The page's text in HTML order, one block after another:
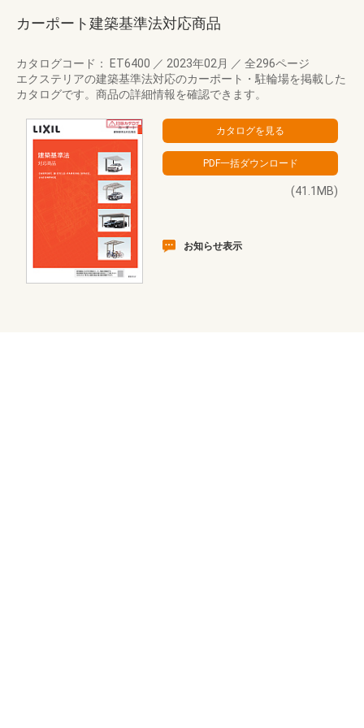
カーポート建築基準法対応商品
カタログコード： ET6400 ／ 2023年02月 ／ 全296ページ
エクステリアの建築基準法対応のカーポート・駐輪場を掲載した
カタログです。商品の詳細情報を確認できます。
(41.1MB)
お知らせ表示